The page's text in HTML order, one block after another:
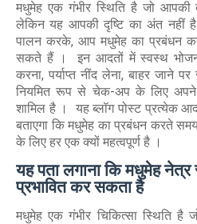
मधुमेह एक गंभीर स्थिति है जो आपकी
लेकिन यह आपकी दृष्टि का अंत
पालन करके, आप मधुमेह का प्रबंधन
सकते हैं । इन आदतों में स्वस्थ भोजन
करना, पर्याप्त नींद लेना, बाहर जाने
नियमित रूप से चेक-अप के लिए अपने
शामिल है । यह ब्लॉग पोस्ट प्रत्येक
बताएगा कि मधुमेह का प्रबंधन करते
के लिए हर एक क्यों महत्वपूर्ण है ।
यह पता लगाना कि मधुमेह
प्रभावित कर सकता है
मधुमेह एक गंभीर चिकित्सा स्थिति